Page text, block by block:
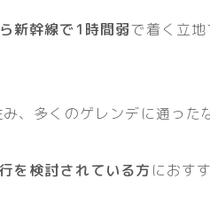
新幹線で1時間弱で着く立
、多くのゲレンデに通った
を検討されている方 におす